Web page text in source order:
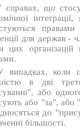
що
правами
для держав -
цих
коли
в дві
або
або "за", або
до
більшості.